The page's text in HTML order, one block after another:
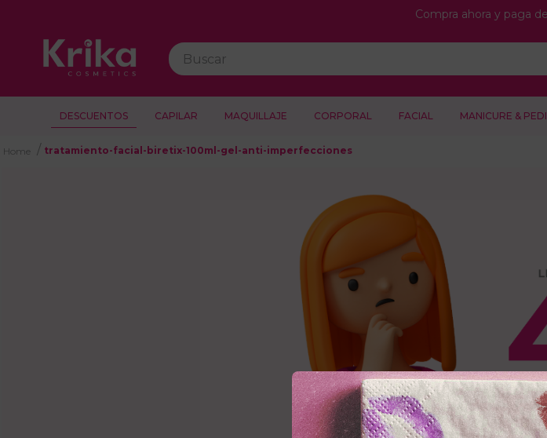
Compra ahora y paga
Buscar
DESCUENTOS CAPILAR MAQUILLAJE CORPORAL FACIAL MANICURE &
tratamiento-facial-biretix-100ml-gel-anti-imperfecciones